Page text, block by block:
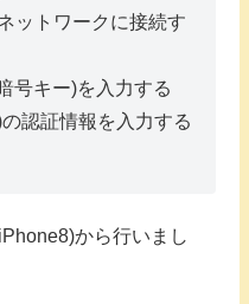
ットワークに接続す
号キー)を入力する
認証情報を入力する
から行いまし